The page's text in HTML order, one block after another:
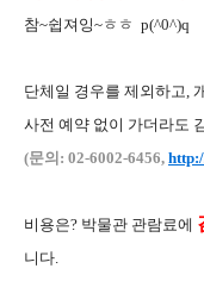
참~쉽져잉~ㅎㅎ p(^0^)q
단체일 경우를 제외하고,
사전 예약 없이 가더라도
(문의: 02-6002-6456,
비용은? 박물관 관람료에
니다.